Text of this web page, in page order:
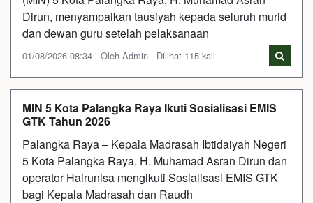
Dirun, menyampaikan tausiyah kepada seluruh murid
dan dewan guru setelah pelaksanaan
01/08/2026 08:34 - Oleh Admin - Dilihat 115 kali
MIN 5 Kota Palangka Raya Ikuti Sosialisasi EMIS
GTK Tahun 2026
Palangka Raya – Kepala Madrasah Ibtidaiyah Negeri
5 Kota Palangka Raya, H. Muhamad Asran Dirun dan
operator Hairunisa mengikuti Sosialisasi EMIS GTK
bagi Kepala Madrasah dan Raudh